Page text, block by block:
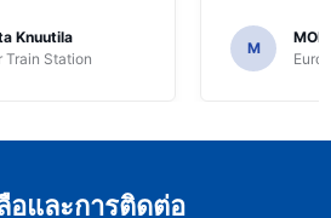
Knuutila
Train Station
M
อและการติดต่อ